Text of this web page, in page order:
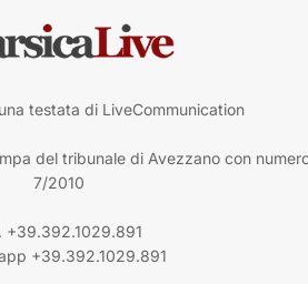
testata di LiveCommunication
del tribunale di Avezzano con
7/2010
+39.392.1029.891
+39.392.1029.891